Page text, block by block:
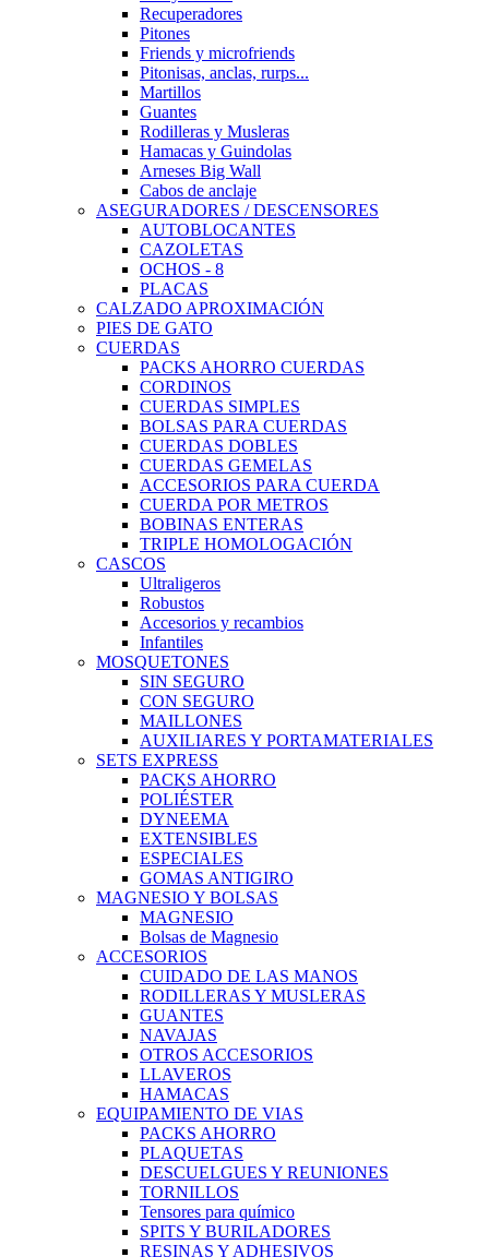
Recuperadores
Pitones
Friends y microfriends
Pitonisas, anclas, rurps...
Martillos
Guantes
Rodilleras y Musleras
Hamacas y Guindolas
Arneses Big Wall
Cabos de anclaje
ASEGURADORES / DESCENSORES
AUTOBLOCANTES
CAZOLETAS
OCHOS - 8
PLACAS
CALZADO APROXIMACIÓN
PIES DE GATO
CUERDAS
PACKS AHORRO CUERDAS
CORDINOS
CUERDAS SIMPLES
BOLSAS PARA CUERDAS
CUERDAS DOBLES
CUERDAS GEMELAS
ACCESORIOS PARA CUERDA
CUERDA POR METROS
BOBINAS ENTERAS
TRIPLE HOMOLOGACIÓN
CASCOS
Ultraligeros
Robustos
Accesorios y recambios
Infantiles
MOSQUETONES
SIN SEGURO
CON SEGURO
MAILLONES
AUXILIARES Y PORTAMATERIALES
SETS EXPRESS
PACKS AHORRO
POLIÉSTER
DYNEEMA
EXTENSIBLES
ESPECIALES
GOMAS ANTIGIRO
MAGNESIO Y BOLSAS
MAGNESIO
Bolsas de Magnesio
ACCESORIOS
CUIDADO DE LAS MANOS
RODILLERAS Y MUSLERAS
GUANTES
NAVAJAS
OTROS ACCESORIOS
LLAVEROS
HAMACAS
EQUIPAMIENTO DE VIAS
PACKS AHORRO
PLAQUETAS
DESCUELGUES Y REUNIONES
TORNILLOS
Tensores para químico
SPITS Y BURILADORES
RESINAS Y ADHESIVOS